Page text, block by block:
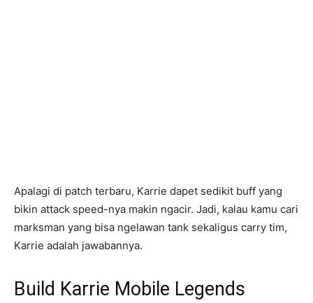
Apalagi di patch terbaru, Karrie dapet sedikit buff yang
bikin attack speed-nya makin ngacir. Jadi, kalau kamu cari
marksman yang bisa ngelawan tank sekaligus carry tim,
Karrie adalah jawabannya.
Build Karrie Mobile Legends